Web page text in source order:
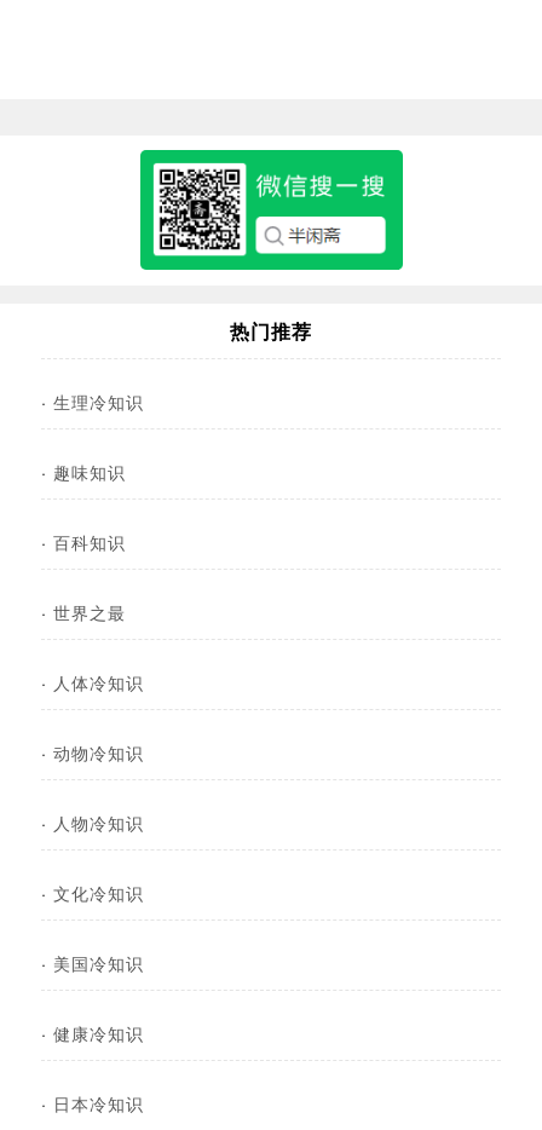
热门推荐
· 生理冷知识
· 趣味知识
· 百科知识
· 世界之最
· 人体冷知识
· 动物冷知识
· 人物冷知识
· 文化冷知识
· 美国冷知识
· 健康冷知识
· 日本冷知识